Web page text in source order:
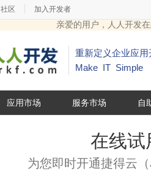
社区 加入开发者
亲爱的用户，人人开发
重新定义企业应用
Make IT Simple
应用市场 服务市场 自
在线试
为您即时开通捷得云（